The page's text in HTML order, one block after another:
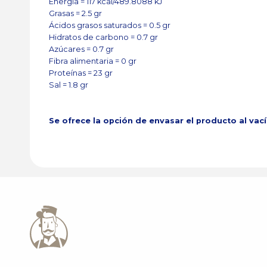
Grasas = 2.5 gr
Ácidos grasos saturados = 0.5 gr
Hidratos de carbono = 0.7 gr
Azúcares = 0.7 gr
Fibra alimentaria = 0 gr
Proteínas = 23 gr
Sal = 1.8 gr
Se ofrece la opción de envasar el producto al